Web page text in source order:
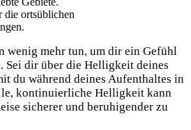
die ortsüblichen
wenig mehr tun, um dir ein ​Gefühl
Sei dir über‌ die Helligkeit ‍deines
du während deines⁢ Aufenthaltes in
kontinuierliche Helligkeit kann
sicherer und beruhigender zu